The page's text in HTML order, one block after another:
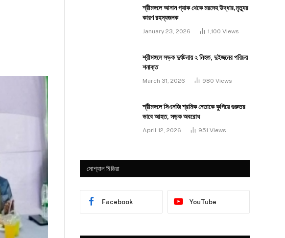
শ্রীমঙ্গলে আনান প্যাক থেকে মরদেহ উদ্ধার,মৃত্যুর
কারণ রহস্যজনক
January 23, 2026 1,100 Views
শ্রীমঙ্গলে সড়ক দুর্ঘটনায় ২ নিহত, দুইজনের পরিচয়
শনাক্ত
March 31, 2026 980 Views
শ্রীমঙ্গলে সিএনজি শ্রমিক নেতাকে কুপিয়ে গুরুতর
ভাবে আহত, সড়ক অবরোধ
April 12, 2026 951 Views
সোশ্যাল মিডিয়া
Facebook YouTube